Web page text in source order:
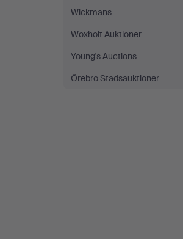
Wickmans
Woxholt Auktioner
Young's Auctions
Örebro Stadsauktioner